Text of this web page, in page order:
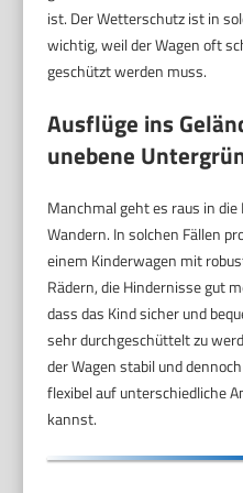
ist. Der Wetterschutz ist in
wichtig, weil der Wagen oft
geschützt werden muss.
Ausflüge ins
unebene
Manchmal geht es raus in die
Wandern. In solchen Fällen
einem Kinderwagen mit
Rädern, die Hindernisse gut
dass das Kind sicher und
sehr durchgeschüttelt zu
der Wagen stabil und
flexibel auf unterschiedliche
kannst.